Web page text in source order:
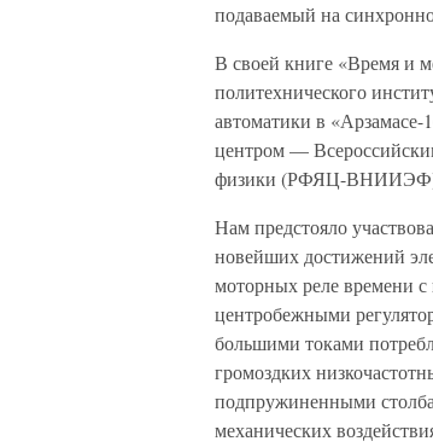
подаваемый на
В своей книге «Время и
политехнического
автоматики в
центром —
физики (РФЯЦ-
Нам предстояло
новейших достижений
моторных реле времени
центробежными
большими токами
громоздких
подпружиненными
механических